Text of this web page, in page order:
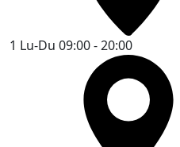
1 Lu-Du 09:00 - 20:00